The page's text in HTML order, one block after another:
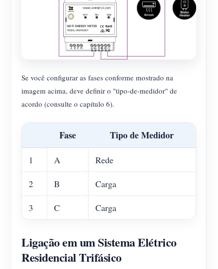
Se você configurar as fases conforme mostrado na
imagem acima, deve definir o "tipo-de-medidor" de
acordo (consulte o capítulo 6).
Fase Tipo de Medidor
1 A Rede
2 B Carga
3 C Carga
Ligação em um Sistema Elétrico
Residencial Trifásico